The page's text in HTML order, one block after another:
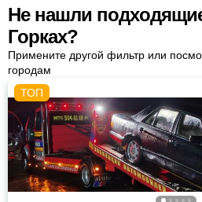
Не нашли
Горках?
Примените другой фильтр или
городам